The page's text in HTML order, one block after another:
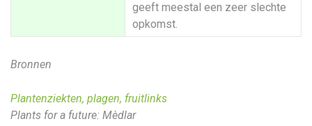
geeft meestal een zeer slechte
opkomst.
Bronnen
Plantenziekten, plagen, fruitlinks
Plants for a future: Mèdlar